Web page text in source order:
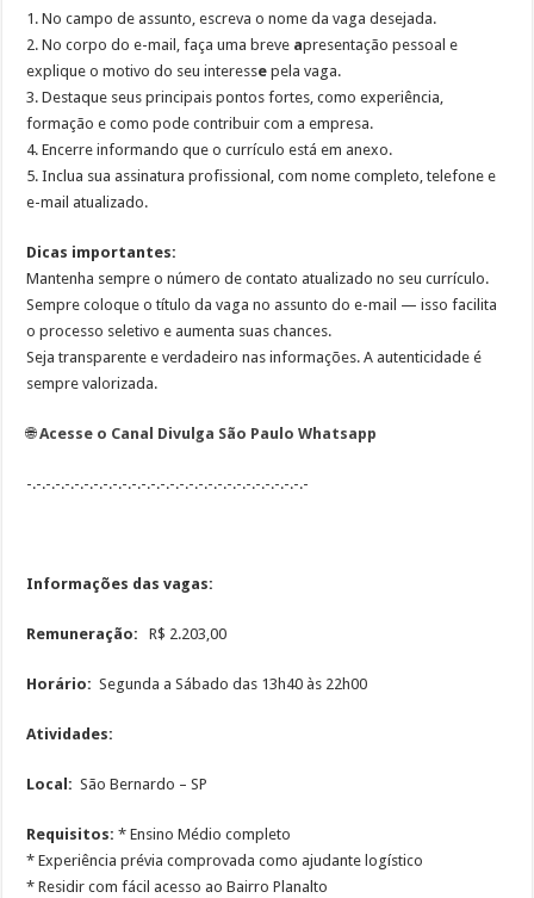
1. No campo de assunto, escreva o nome da vaga desejada.
2. No corpo do e-mail, faça uma breve apresentação pessoal e
explique o motivo do seu interesse pela vaga.
3. Destaque seusprincipais pontos fortes, como experiência,
formação e como pode contribuir com a empresa.
4. Encerre informando que ocurrículo está em anexo.
5. Inclua sua assinatura profissional , com nome completo, telefone e
e-mail atualizado.
Dicas importantes:
Mantenha sempre o número de contato atualizado no seu currículo.
Sempre coloque o título da vaga no assunto do e-mail — isso facilita
o processo seletivo e aumenta suas chances.
Seja transparente e verdadeiro nas informações. A autenticidade é
sempre valorizada.
🌐Acesse o Canal Divulga São Paulo Whatsapp
-.-.-.-.-.-.-.-.-.-.-.-.-.-.-.-.-.-.-.-.-.-.-.-.-.-.-.-.-.-
Informações das vagas:
Remuneração:R$ 2.203,00
Horário: Segunda a Sábado das 13h40 às 22h00
Atividades:
Local:São Bernardo – SP
Requisitos:* Ensino Médio completo
* Experiência prévia comprovada como ajudante logístico
* Residir com fácil acesso ao Bairro Planalto